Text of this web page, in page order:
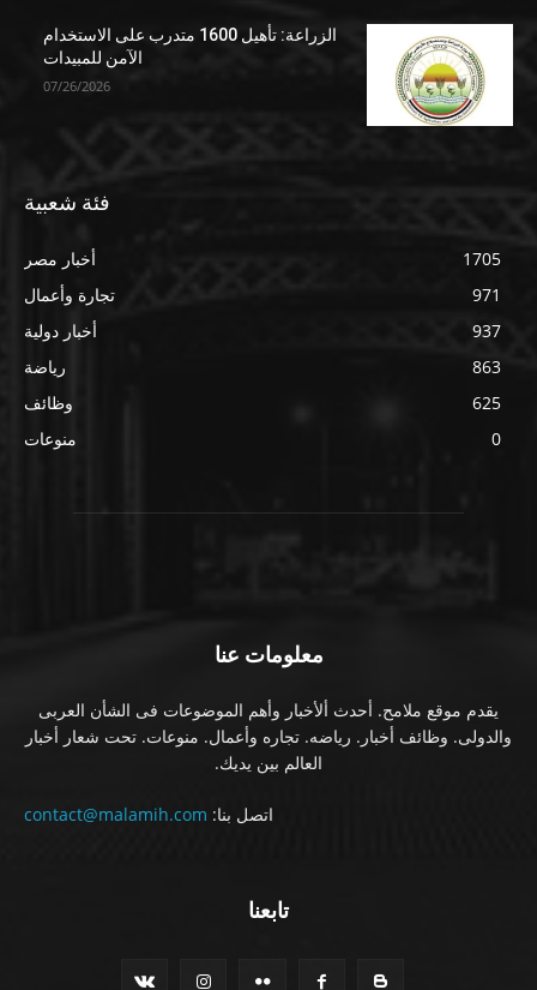
الزراعة: تأهيل 1600 متدرب على الاستخدام
الآمن للمبيدات
07/26/2026
فئة شعبية
أخبار مصر
1705
تجارة وأعمال
971
أخبار دولية
937
رياضة
863
وظائف
625
منوعات
0
معلومات عنا
يقدم موقع ملامح. أحدث ألأخبار وأهم الموضوعات فى الشأن العربى
والدولى. وظائف أخبار. رياضه. تجاره وأعمال. منوعات. تحت شعار أخبار
العالم بين يديك.
اتصل بنا: contact@malamih.com
تابعنا